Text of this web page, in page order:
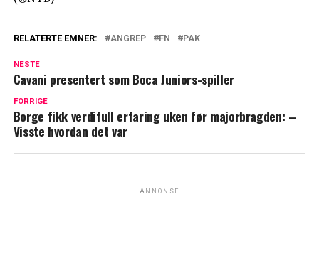
RELATERTE EMNER: ANGREP FN PAK
NESTE
Cavani presentert som Boca Juniors-spiller
FORRIGE
Borge fikk verdifull erfaring uken før majorbragden: –
Visste hvordan det var
ANNONSE